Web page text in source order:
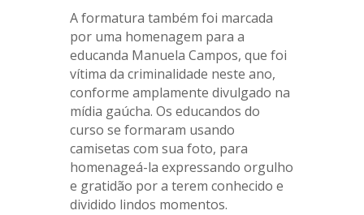
A formatura também foi marcada
por uma homenagem para a
educanda Manuela Campos, que foi
vítima da criminalidade neste ano,
conforme amplamente divulgado na
mídia gaúcha. Os educandos do
curso se formaram usando
camisetas com sua foto, para
homenageá-la expressando orgulho
e gratidão por a terem conhecido e
dividido lindos momentos.